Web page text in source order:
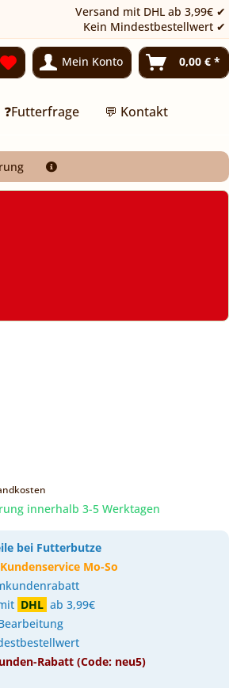
Versand mit DHL ab 3,99€ ✔
Kein Mindestbestellwert ✔
Mein Konto 0,00 € *
❓Futterfrage 💬 Kontakt
innerhalb 3-5 Werktagen
bei Futterbutze
Mo-So
DHL ab 3,99€
Rabatt (Code: neu5)